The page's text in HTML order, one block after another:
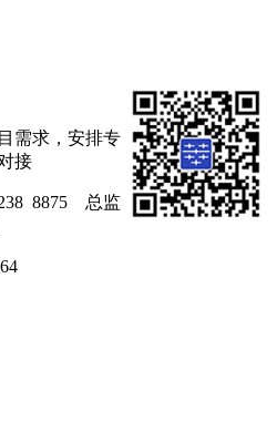
需求，安排专
接
8875 总监